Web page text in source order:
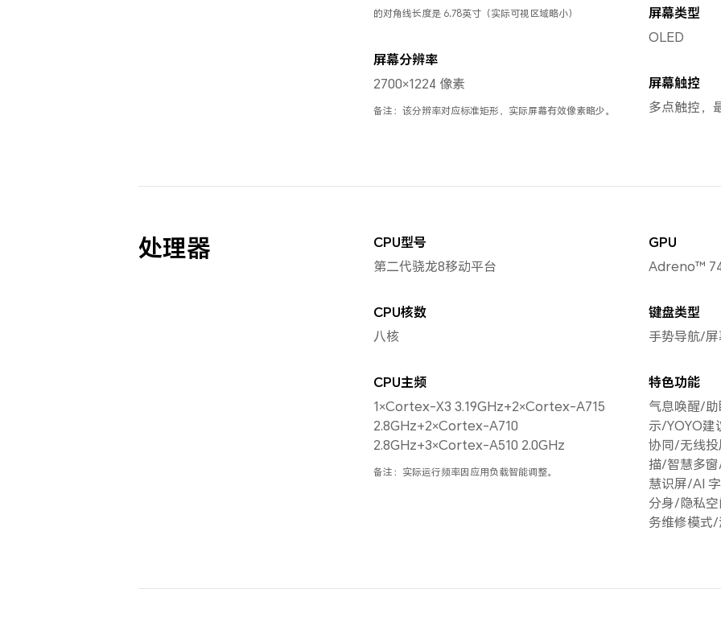
的对角线长度是 6.78英寸（实际可视区域略小）
屏幕分辨率
2700×1224 像素
备注：该分辨率对应标准矩形，实际屏幕有效像素略少。
屏幕类型
OLED
屏幕触控
多点触控，
处理器 CPU型号
第二代骁龙8移动平台
CPU核数
八核
CPU主频
1×Cortex-X3 3.19GHz+2×Cortex-A715
2.8GHz+2×Cortex-A710
2.8GHz+3×Cortex-A510 2.0GHz
备注：实际运行频率因应用负载智能调整。
GPU
Adreno™
键盘类型
手势导航/
特色功能
气息唤醒/
示/YOYO
协同/无线
描/智慧多
慧识屏/AI
分身/隐私
务维修模式